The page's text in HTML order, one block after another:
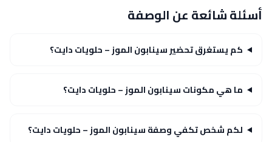
أسئلة شائعة عن الوصفة
كم يستغرق تحضير سينابون الموز – حلويات دايت؟
ما هي مكونات سينابون الموز – حلويات دايت؟
لكم شخص تكفي وصفة سينابون الموز – حلويات دايت؟